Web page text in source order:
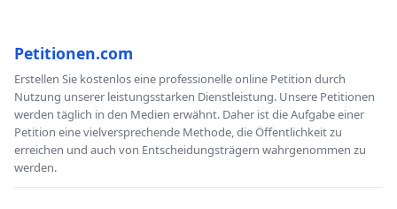
Petitionen.com
Erstellen Sie kostenlos eine professionelle online Petition durch
Nutzung unserer leistungsstarken Dienstleistung. Unsere Petitionen
werden täglich in den Medien erwähnt. Daher ist die Aufgabe einer
Petition eine vielversprechende Methode, die Öffentlichkeit zu
erreichen und auch von Entscheidungsträgern wahrgenommen zu
werden.